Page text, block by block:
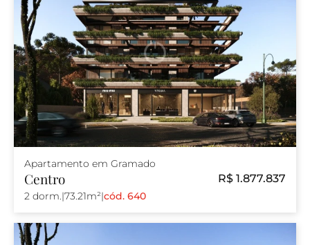
Apartamento em Gramado
Centro R$ 1.877.837
2 dorm.|73.21m²|cód. 640